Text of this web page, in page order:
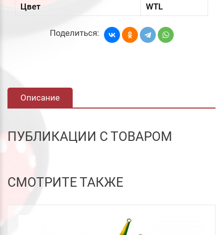
Цвет
WTL
Поделиться:
Описание
ПУБЛИКАЦИИ С ТОВАРОМ
СМОТРИТЕ ТАКЖЕ